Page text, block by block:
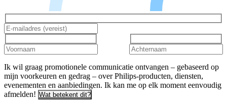
Ik wil graag promotionele communicatie ontvangen – gebaseerd op
mijn voorkeuren en gedrag – over Philips-producten, diensten,
evenementen en aanbiedingen. Ik kan me op elk moment eenvoudig
afmelden! Wat betekent dit?